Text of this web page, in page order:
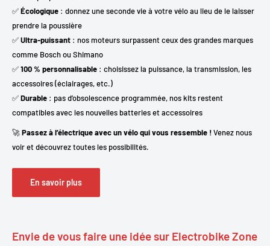
✅Écologique : donnez une seconde vie à votre vélo au lieu de le laisser
prendre la poussière
✅Ultra-puissant : nos moteurs surpassent ceux des grandes marques
comme Bosch ou Shimano
✅100 % personnalisable : choisissez la puissance, la transmission, les
accessoires (éclairages, etc.)
✅Durable : pas d’obsolescence programmée, nos kits restent
compatibles avec les nouvelles batteries et accessoires
🚀Passez à l’électrique avec un vélo qui vous ressemble !Venez nous
voir et découvrez toutes les possibilités.
En savoir plus
Envie de vous faire une idée sur Electrobike Zone